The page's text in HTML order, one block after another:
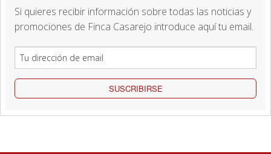
Si quieres recibir información sobre todas las noticias y
promociones de Finca Casarejo introduce aquí tu email.
SUSCRIBIRSE